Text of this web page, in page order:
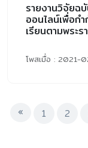
รายงานวิจัยฉ
ออนไลน์เพื่อก
เรียนตามพระ
โพสเมื่อ :
1 2